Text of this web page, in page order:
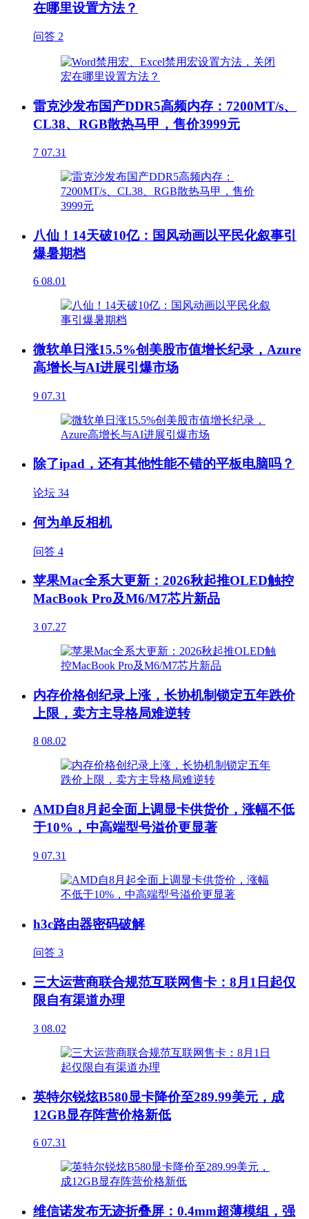
在哪里设置方法？
问答 2
雷克沙发布国产DDR5高频内存：7200MT/s、
CL38、RGB散热马甲，售价3999元
7 07.31
八仙！14天破10亿：国风动画以平民化叙事引
爆暑期档
6 08.01
微软单日涨15.5%创美股市值增长纪录，Azure
高增长与AI进展引爆市场
9 07.31
除了ipad，还有其他性能不错的平板电脑吗？
论坛 34
何为单反相机
问答 4
苹果Mac全系大更新：2026秋起推OLED触控
MacBook Pro及M6/M7芯片新品
3 07.27
内存价格创纪录上涨，长协机制锁定五年跌价
上限，卖方主导格局难逆转
8 08.02
AMD自8月起全面上调显卡供货价，涨幅不低
于10%，中高端型号溢价更显著
9 07.31
h3c路由器密码破解
问答 3
三大运营商联合规范互联网售卡：8月1日起仅
限自有渠道办理
3 08.02
英特尔锐炫B580显卡降价至289.99美元，成
12GB显存阵营价格新低
6 07.31
维信诺发布无迹折叠屏：0.4mm超薄模组，强